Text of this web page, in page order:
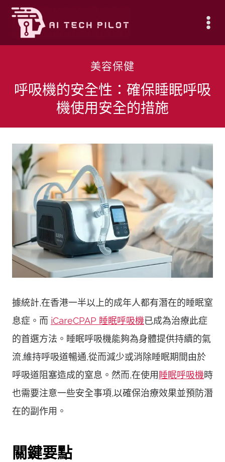
Skip
content
美容保健
呼吸機的安全性：確保睡眠呼吸
機使用安全的措施
據統計,在香港一半以上的成年人都有潛在的睡眠窒
息症。而 iCareCPAP 睡眠呼吸機已成為治療此症
的首選方法。睡眠呼吸機能夠為身體提供持續的氣
流,維持呼吸道暢通,從而減少或消除睡眠期間由於
呼吸道阻塞造成的窒息。然而,在使用睡眠呼吸機時
也需要注意一些安全事項,以確保治療效果並預防潛
在的副作用。
關鍵要點